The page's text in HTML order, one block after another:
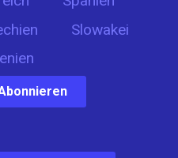
Slowakei
Newsletter Abonnieren